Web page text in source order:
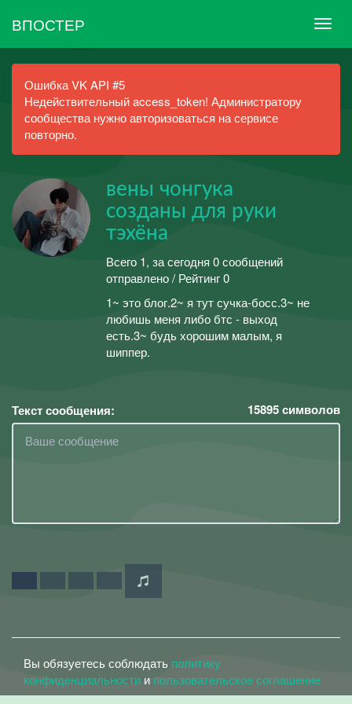
ВПОСТЕР
Ошибка VK API #5
Недействительный access_token! Администратору
сообщества нужно авторизоваться на сервисе
повторно.
вены чонгука
созданы для руки
тэхёна
Всего 1, за сегодня 0 сообщений
отправлено / Рейтинг 0
1~ это блог.2~ я тут сучка-босс.3~ не
любишь меня либо бтс - выход
есть.3~ будь хорошим малым, я
шиппер.
Текст сообщения: 15895символов
Вы обязуетесь соблюдать политику
конфиденциальности и пользовательское соглашение